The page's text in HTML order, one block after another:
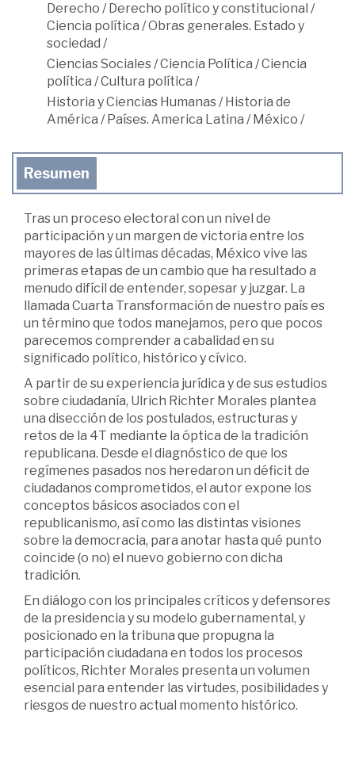
Derecho / Derecho político y constitucional /
Ciencia política /Obras generales. Estado y
sociedad /
Ciencias Sociales/Ciencia Política /Ciencia
política /Cultura política /
Historia y Ciencias Humanas/ Historia de
América / Países. America Latina / México /
Resumen
Tras un proceso electoral con un nivel de
participación y un margen de victoria entre los
mayores de las últimas décadas, México vive las
primeras etapas de un cambio que ha resultado a
menudo difícil de entender, sopesar y juzgar. La
llamada Cuarta Transformación de nuestro país es
un término que todos manejamos, pero que pocos
parecemos comprender a cabalidad en su
significado político, histórico y cívico.
A partir de su experiencia jurídica y de sus estudios
sobre ciudadanía, Ulrich Richter Morales plantea
una disección de los postulados, estructuras y
retos de la 4T mediante la óptica de la tradición
republicana. Desde el diagnóstico de que los
regímenes pasados nos heredaron un déficit de
ciudadanos comprometidos, el autor expone los
conceptos básicos asociados con el
republicanismo, así como las distintas visiones
sobre la democracia, para anotar hasta qué punto
coincide (o no) el nuevo gobierno con dicha
tradición.
En diálogo con los principales críticos y defensores
de la presidencia y su modelo gubernamental, y
posicionado en la tribuna que propugna la
participación ciudadana en todos los procesos
políticos, Richter Morales presenta un volumen
esencial para entender las virtudes, posibilidades y
riesgos de nuestro actual momento histórico.